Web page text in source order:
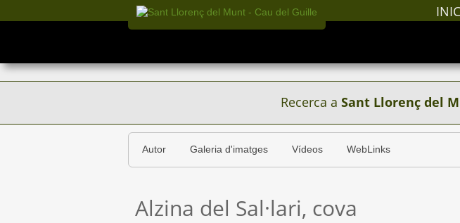
Recerca a Sant Llorenç del
Autor Galeria d'imatges Vídeos WebLinks
Alzina del Sal·lari, cova